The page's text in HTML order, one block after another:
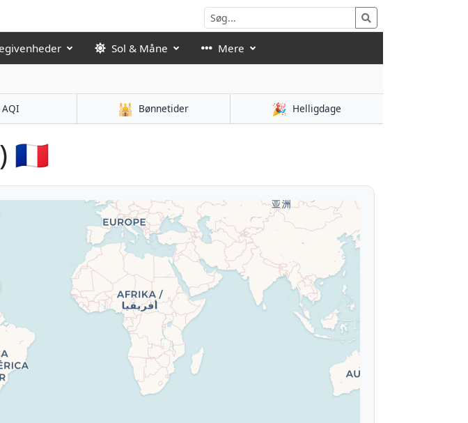
Sol & Måne Mere
AQI 🕌 Bønnetider 🎉 Helligdage
🇲🇫